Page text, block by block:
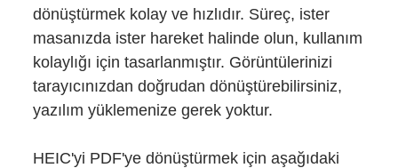
dönüştürmek kolay ve hızlıdır. Süreç, ister
masanızda ister hareket halinde olun, kullanım
kolaylığı için tasarlanmıştır. Görüntülerinizi
tarayıcınızdan doğrudan dönüştürebilirsiniz,
yazılım yüklemenize gerek yoktur.
HEIC'yi PDF'ye dönüştürmek için aşağıdaki